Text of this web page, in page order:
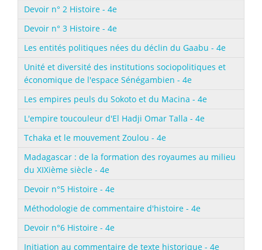
Devoir n° 2 Histoire - 4e
Devoir n° 3 Histoire - 4e
Les entités politiques nées du déclin du Gaabu - 4e
Unité et diversité des institutions sociopolitiques et
économique de l'espace Sénégambien - 4e
Les empires peuls du Sokoto et du Macina - 4e
L'empire toucouleur d'El Hadji Omar Talla - 4e
Tchaka et le mouvement Zoulou - 4e
Madagascar : de la formation des royaumes au milieu
du XIXième siècle - 4e
Devoir n°5 Histoire - 4e
Méthodologie de commentaire d'histoire - 4e
Devoir n°6 Histoire - 4e
Initiation au commentaire de texte historique - 4e